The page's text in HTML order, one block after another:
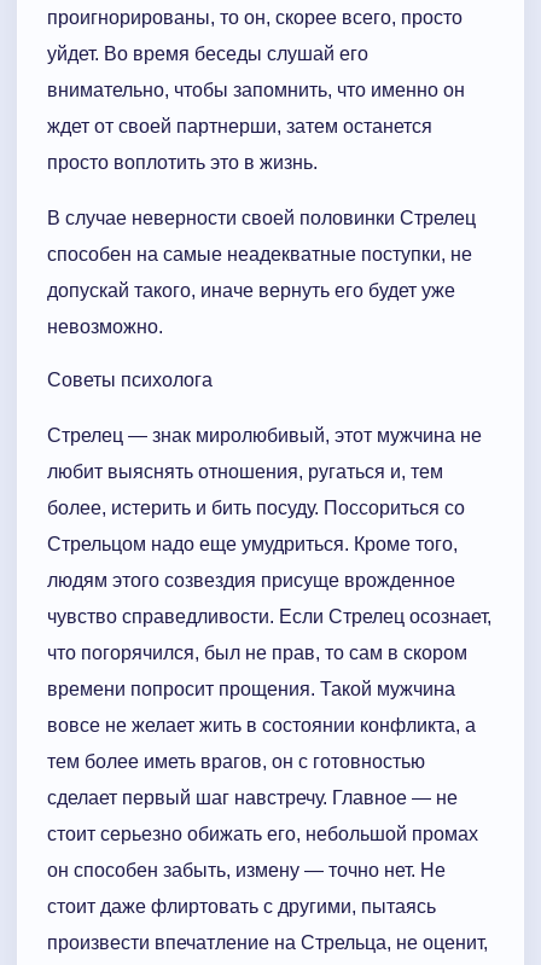
проигнорированы, то он, скорее всего, просто
уйдет. Во время беседы слушай его
внимательно, чтобы запомнить, что именно он
ждет от своей партнерши, затем останется
просто воплотить это в жизнь.
В случае неверности своей половинки Стрелец
способен на самые неадекватные поступки, не
допускай такого, иначе вернуть его будет уже
невозможно.
Советы психолога
Стрелец — знак миролюбивый, этот мужчина не
любит выяснять отношения, ругаться и, тем
более, истерить и бить посуду. Поссориться со
Стрельцом надо еще умудриться. Кроме того,
людям этого созвездия присуще врожденное
чувство справедливости. Если Стрелец осознает,
что погорячился, был не прав, то сам в скором
времени попросит прощения. Такой мужчина
вовсе не желает жить в состоянии конфликта, а
тем более иметь врагов, он с готовностью
сделает первый шаг навстречу. Главное — не
стоит серьезно обижать его, небольшой промах
он способен забыть, измену — точно нет. Не
стоит даже флиртовать с другими, пытаясь
произвести впечатление на Стрельца, не оценит,